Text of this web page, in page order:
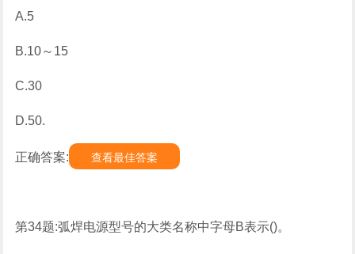
A.5
B.10～15
C.30
D.50.
正确答案: 查看最佳答案
第34题:弧焊电源型号的大类名称中字母B表示()。